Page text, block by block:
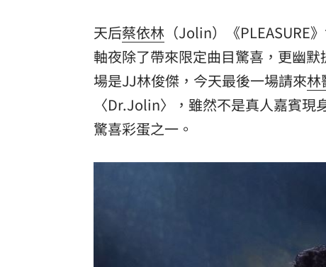
天后蔡依林 （Jolin）《PLEASURE
軸夜除了帶來限定曲目驚喜，更幽
場是JJ林俊傑，今天最後一場請來林
〈Dr.Jolin〉，雖然不是真人嘉賓
驚喜彩蛋之一。